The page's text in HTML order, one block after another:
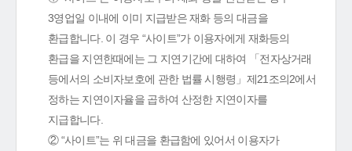
3영업일 이내에 이미 지급받은 재화 등의 대금을
환급합니다. 이 경우 “사이트”가 이용자에게 재화등의
환급을 지연한때에는 그 지연기간에 대하여 「전자상거래
등에서의 소비자보호에 관한 법률 시행령」제21조의2에서
정하는 지연이자율을 곱하여 산정한 지연이자를
지급합니다.
② “사이트”는 위 대금을 환급함에 있어서 이용자가